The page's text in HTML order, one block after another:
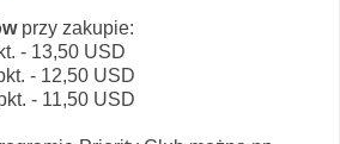
przy zakupie:
- 13,50 USD
- 12,50 USD
- 11,50 USD